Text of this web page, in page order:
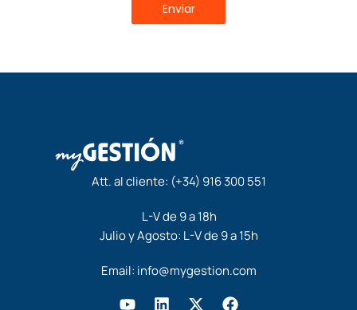
Enviar
Att. al cliente: (+34) 916 300 551
L-V de 9 a 18h
Julio y Agosto: L-V de 9 a 15h
Email: info@mygestion.com
Y L X F